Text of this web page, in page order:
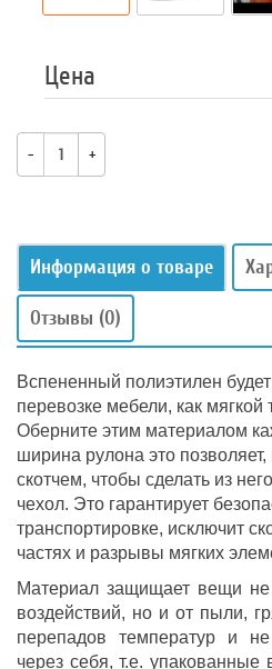
Цена
- +
Информация о товаре
Отзывы (0)
Вспененный полиэтилен
перевозке мебели, как мягкой
Оберните этим материалом
ширина рулона это
скотчем, чтобы сделать из
чехол. Это гарантирует
транспортировке, исключит
частях и разрывы мягких
Материал защищает вещи не
воздействий, но и от пыли,
перепадов температур и
через себя, т.е.